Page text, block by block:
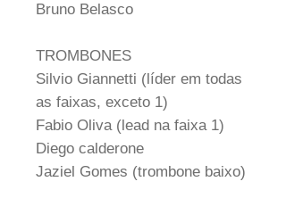
Bruno Belasco
TROMBONES
Silvio Giannetti (líder em todas
as faixas, exceto 1)
Fabio Oliva (lead na faixa 1)
Diego calderone
Jaziel Gomes (trombone baixo)